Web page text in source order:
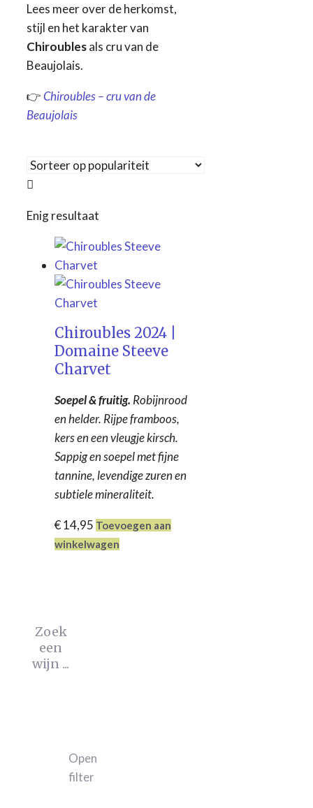
Lees meer over de herkomst,
stijl en het karakter van
Chiroublesals cru van de
Beaujolais.
👉Chiroubles – cru van de
Beaujolais
Tekst zoekopdracht
Cave de Cleebourg
Château des Correaux
Domaine Aufranc(0)
Domaine Auvigue
Domaine de la Pirolette
(0)
Domaine Du Clos du Fief
Domaine du Père Jean(0)
Famille Mélinon(0)
Max Cochut(0)
Pierre Dupond(0)
Quinta do Crasto(0)
Steeve Charvet(1)
Enig resultaat
Chiroubles 2024 |
Domaine Steeve
Charvet
Soepel & fruitig. Robijnrood
en helder. Rijpe framboos,
kers en een vleugje kirsch.
Sappig en soepel met fijne
tannine, levendige zuren en
subtiele mineraliteit.
€14,95 Toevoegen aan
winkelwagen
Zoek
een
wijn ...
Open
filter